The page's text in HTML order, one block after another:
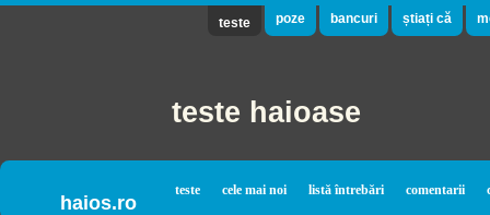
teste poze bancuri știați că
teste haioase
haios.ro
teste cele mai noi listă întrebări comentarii